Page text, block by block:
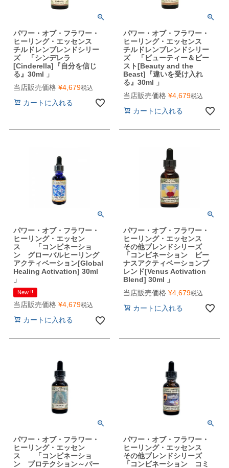
パワー・オブ・フラワー・
ヒーリング・エッセンス
チルドレンブレンドシリー
ズ 「シンデレラ
[Cinderella]『自分を信じ
る』30ml 」
当店販売価格 ¥4,679税込
カートに入れる
パワー・オブ・フラワー・
ヒーリング・エッセンス
チルドレンブレンドシリー
ズ 「ビューティー＆ビー
スト[Beauty and the
Beast]『違いを受け入れ
る』30ml 」
当店販売価格 ¥4,679税込
カートに入れる
パワー・オブ・フラワー・
ヒーリング・エッセン
ス 「コンビネーショ
ン グローバルヒーリング
アクティベーション[Global
Healing Activation] 30ml
」
New !!
当店販売価格 ¥4,679税込
カートに入れる
パワー・オブ・フラワー・
ヒーリング・エッセンス
その他ブレンドシリーズ
「コンビネーション ビー
ナスアクティベーションブ
レンド[Venus Activation
Blend] 30ml 」
当店販売価格 ¥4,679税込
カートに入れる
パワー・オブ・フラワー・
ヒーリング・エッセン
ス 「コンビネーショ
ン プロテクション～パー
パワー・オブ・フラワー・
ヒーリング・エッセンス
その他ブレンドシリーズ
「コンビネーション コミ